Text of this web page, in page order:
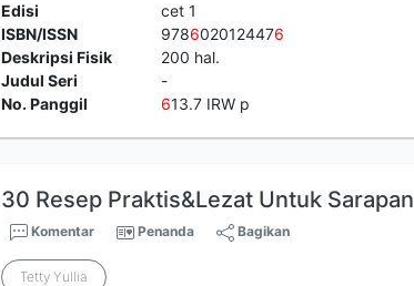
Edisi
cet 1
ISBN/ISSN
9786020124476
Deskripsi Fisik
200 hal.
Judul Seri
-
No. Panggil
613.7 IRW p
30 Resep Praktis&Lezat Untuk Sarapan
Komentar Penanda Bagikan
Tetty Yullia